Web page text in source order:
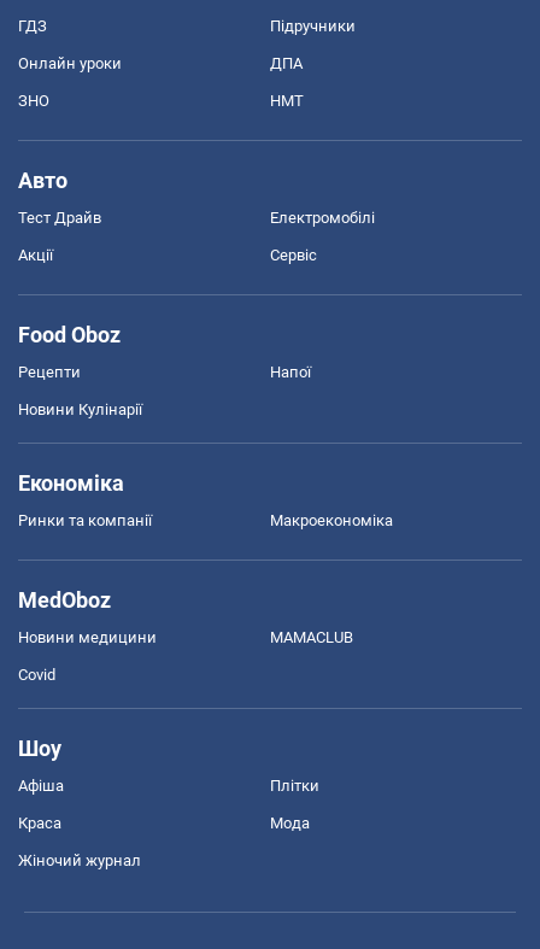
ГДЗ Підручники
Онлайн уроки ДПА
ЗНО НМТ
Авто
Тест Драйв Електромобілі
Акції Сервіс
Food Oboz
Рецепти Напої
Новини Кулінарії
Економіка
Ринки та компанії Макроекономіка
MedOboz
Новини медицини MAMACLUB
Covid
Шоу
Афіша Плітки
Краса Мода
Жіночий журнал